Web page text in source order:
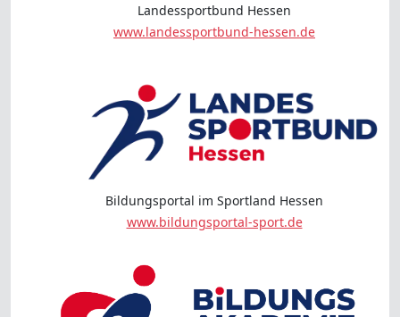
Landessportbund Hessen
www.landessportbund-hessen.de
Bildungsportal im Sportland Hessen
www.bildungsportal-sport.de